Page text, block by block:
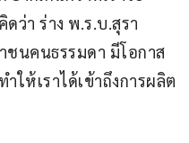
ดว่า ร่าง พ.ร.บ.สุรา
นคนธรรมดา มีโอกาส
ให้เราได้เข้าถึงการผลิต